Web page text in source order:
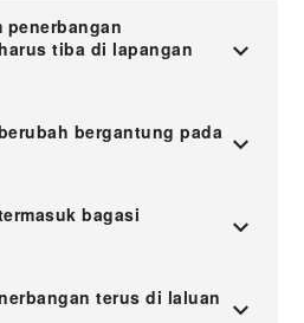
penerbangan
tiba di lapangan
bergantung pada
bagasi
terus di laluan